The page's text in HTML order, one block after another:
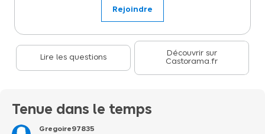
modulable de meubles de salle de bains que vous pouvez
combiner, assortir et ajuster en fonction de l'espace disponible,
selon la forme de votre salle de bains. Avec ses portes et tiroirs à
fermeture en douceur et une finition résistante facile à nettoyer,
il est conçu pour durer et s'accompagne d'une garantie de 10Â ans.
Rejoindre
Lire les questions
Découvrir sur
Castorama.fr
Tenue dans le temps
Gregoire97835